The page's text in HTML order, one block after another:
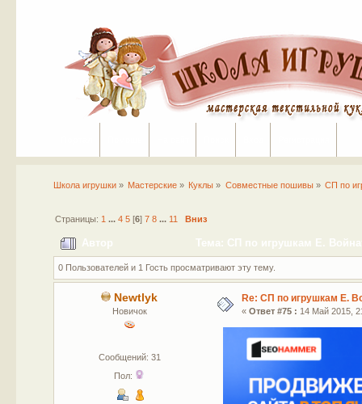
Школа игрушки» Мастерские » Куклы » Совместные пошивы» СП по
Страницы: 1 ... 4 5[6] 7 8 ... 11 Вниз
Автор Тема: СП по игрушкам Е.
0 Пользователей и 1 Гость просматривают эту тему.
Newtlyk
Новичок
Сообщений: 31
Пол:
Re: СП по игрушкам Е.
« Ответ #75 : 14 Май 2015,